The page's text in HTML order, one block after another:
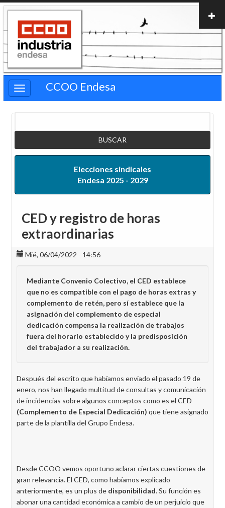
Pasar
contenido
principal
CCOO Endesa
Elecciones sindicales
Endesa 2025 - 2029
CED y registro de horas
extraordinarias
Mié, 06/04/2022 - 14:56
Mediante Convenio Colectivo, el CED establece
que no es compatible con el pago de horas extras y
complemento de retén, pero sí establece que la
asignación del complemento de especial
dedicación compensa la realización de trabajos
fuera del horario establecido y la predisposición
del trabajador a su realización.
Después del escrito que habíamos enviado el pasado 19 de
enero, nos han llegado multitud de consultas y comunicación
de incidencias sobre algunos conceptos como es el CED
(Complemento de Especial Dedicación) que tiene asignado
parte de la plantilla del Grupo Endesa.
Desde CCOO vemos oportuno aclarar ciertas cuestiones de
gran relevancia. El CED, como habíamos explicado
anteriormente, es un plus de disponibilidad. Su función es
abonar una cantidad económica a cambio de un perjuicio que